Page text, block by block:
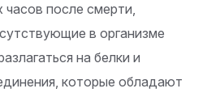
часов после смерти,
в организме
на белки и
которые обладают